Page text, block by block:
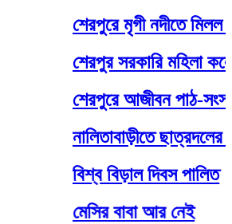
শেরপুরে মৃগী নদীতে মিলল
শেরপুর সরকারি মহিলা কলেজের
শেরপুরে আজীবন পাঠ-
নালিতাবাড়ীতে ছাত্রদলের ২
বিশ্ব বিড়াল দিবস পালিত
মেসির বাবা আর নেই